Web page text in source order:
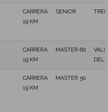
CARRERA
19 KM
SENIOR
CARRERA
19 KM
MASTER 60
DEL
CARRERA
19 KM
MASTER 50